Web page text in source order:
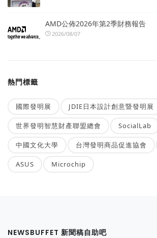
AMD公佈2026年第2季財務報告
2026/08/07
熱門標籤
國際發明展 JDIE日本設計創意暨發明展
世界發明智慧財產聯盟總會 SocialLab
中國文化大學 台灣發明商品促進協會
ASUS Microchip
NEWSBUFFET 新聞稿自助吧